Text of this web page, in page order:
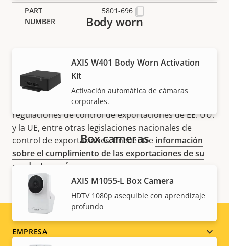
Body worn
AXIS W401 Body Worn Activation
Kit
Activación automática de cámaras
corporales.
Box cameras
AXIS M1055-L Box Camera
HDTV 1080p asequible con aprendizaje
profundo
5801-696
NOTA
Los productos de Axis pueden estar sujetos a las
regulaciones de control de exportaciones de EE. UU.
y la UE, entre otras legislaciones nacionales de
control de exportaciones. Encuentre información
sobre el cumplimiento de las exportaciones de su
producto aquí.
Footer
EMPRESA